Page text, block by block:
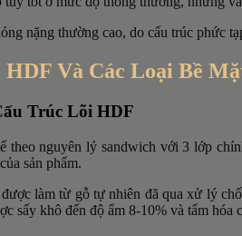
nặng thường cao, do cấu trúc phức
HDF Và Các Loại Bề
Trúc Lõi HDF
theo nguyên lý sandwich với 3 lớp
sản phẩm.
làm từ gỗ tự nhiên đã qua xử lý
sấy khô đến độ ẩm 8-10% và tẩm hóa